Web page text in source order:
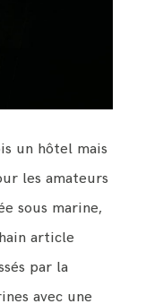
un hôtel mais
les amateurs
sous marine,
article
par la
avec une